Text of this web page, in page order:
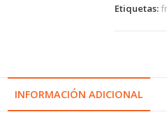
Etiquetas:
INFORMACIÓN ADICIONAL